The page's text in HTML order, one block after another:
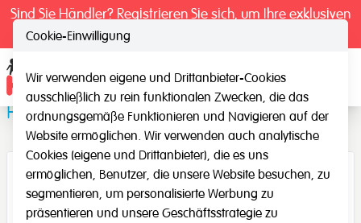
Sind Sie Händler? Registrieren Sie sich, um Ihre exklusiven
Präzisionswaage
Cookie-Einwilligung
Wir verwenden eigene und Drittanbieter-Cookies
ausschließlich zu rein funktionalen Zwecken, die das
ordnungsgemäße Funktionieren und Navigieren auf der
Website ermöglichen. Wir verwenden auch analytische
Cookies (eigene und Drittanbieter), die es uns
ermöglichen, Benutzer, die unsere Website besuchen, zu
segmentieren, um personalisierte Werbung zu
präsentieren und unsere Geschäftsstrategie zu